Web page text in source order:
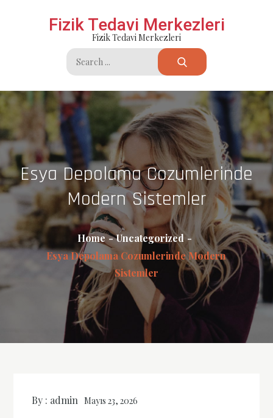
Fizik Tedavi Merkezleri
Fizik Tedavi Merkezleri
Search
for:
Esya Depolama Cozumlerinde
Modern Sistemler
Home
Uncategorized
Esya Depolama Cozumlerinde Modern
Sistemler
By : admin Mayıs 23, 2026